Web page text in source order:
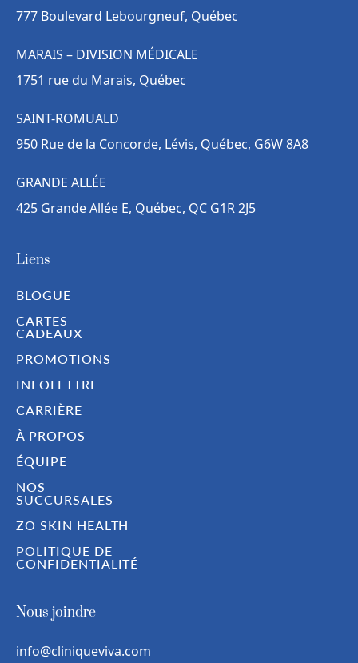
777 Boulevard Lebourgneuf, Québec
MARAIS – DIVISION MÉDICALE
1751 rue du Marais, Québec
SAINT-ROMUALD
950 Rue de la Concorde, Lévis, Québec, G6W 8A8
GRANDE ALLÉE
425 Grande Allée E, Québec, QC G1R 2J5
Liens
BLOGUE
CARTES-
CADEAUX
PROMOTIONS
INFOLETTRE
CARRIÈRE
À PROPOS
ÉQUIPE
NOS
SUCCURSALES
ZO SKIN HEALTH
POLITIQUE DE
CONFIDENTIALITÉ
Nous joindre
info@cliniqueviva.com